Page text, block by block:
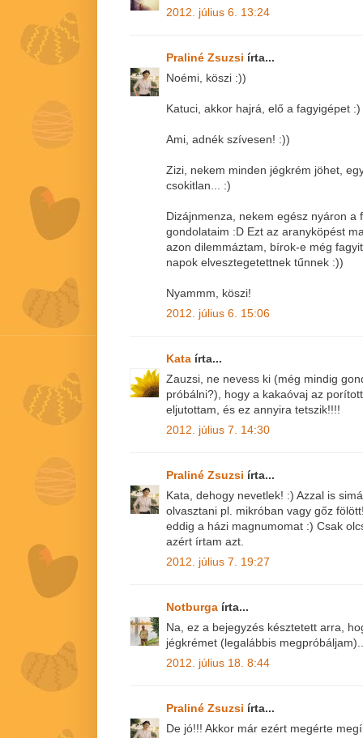
2012. július 6. 13:24
Praliné Zsuzsi írta...
Noémi, köszi :))
Katuci, akkor hajrá, elő a fagyigépet :)
Ami, adnék szívesen! :))
Zizi, nekem minden jégkrém jöhet,
csokitlan... :)
Dizájnmenza, nekem egész nyáron a
gondolataim :D Ezt az aranyköpést
azon dilemmáztam, bírok-e még
napok elvesztegetettnek tűnnek :))
Nyammm, köszi!
2012. július 6. 15:06
Kata írta...
Zauzsi, ne nevess ki (még mindig
próbálni?), hogy a kakaóvaj az
eljutottam, és ez annyira tetszik!!!!
2012. július 7. 14:30
Praliné Zsuzsi írta...
Kata, dehogy nevetlek! :) Azzal is
olvasztani pl. mikróban vagy gőz
eddig a házi magnumomat :) Csak
azért írtam azt.
2012. július 7. 19:27
Notburga írta...
Na, ez a bejegyzés késztetett arra,
jégkrémet (legalábbis
2012. július 18. 8:44
Praliné Zsuzsi írta...
De jó!!! Akkor már ezért megérte